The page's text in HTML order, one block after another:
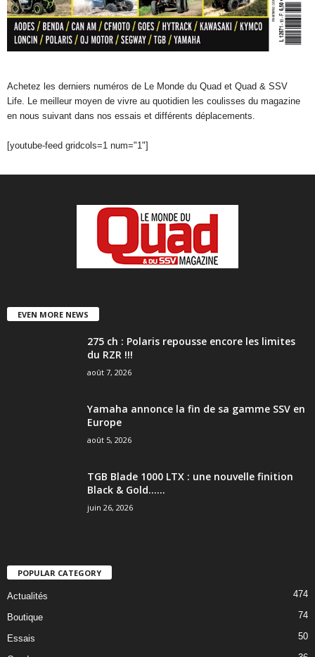
Achetez les derniers numéros de Le Monde du Quad et Quad & SSV
Life. Le meilleur moyen de vivre au quotidien les coulisses du magazine
en nous suivant dans nos essais et différents déplacements.
[youtube-feed gridcols=1 num="1"]
EVEN MORE NEWS
275 ch : Polaris repousse encore les limites
du RZR !!!
août 7, 2026
Yamaha annonce la fin de sa gamme SSV en
Europe
août 5, 2026
TGB Blade 1000 LTX : une nouvelle finition
Black & Gold…...
juin 26, 2026
POPULAR CATEGORY
Actualités 474
Boutique 74
Essais 50